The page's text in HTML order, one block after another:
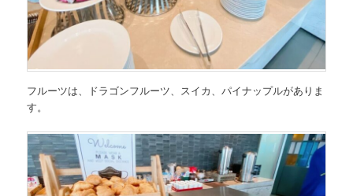
フルーツは、ドラゴンフルーツ、スイカ、パイナップルがありま
す。